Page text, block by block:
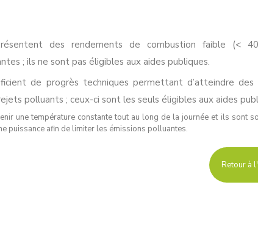
des rendements de combustion faible (< 40
; ils ne sont pas éligibles aux aides publiques.
de progrès techniques permettant d’atteindre
polluants ; ceux-ci sont les seuls éligibles aux aides
une température constante tout au long de la journée et ils sont
puissance afin de limiter les émissions polluantes.
Retour à